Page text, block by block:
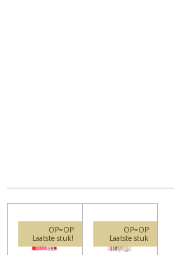
OP=OP
Laatste stuk!
OP=OP
Laatste stuk